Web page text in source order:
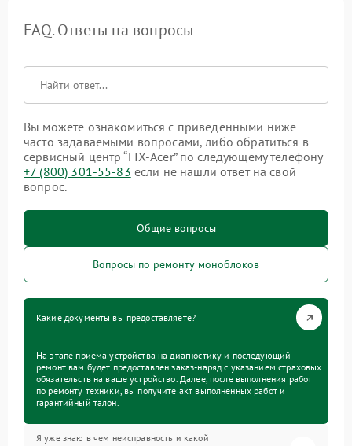
FAQ. Ответы на вопросы
Вы можете ознакомиться с приведенными ниже
часто задаваемыми вопросами, либо обратиться в
сервисный центр “FIX-Acer” по следующему телефону
+7 (800) 301-55-83 если не нашли ответ на свой
вопрос.
Общие вопросы
Вопросы по ремонту моноблоков
Какие документы вы предоставляете?
На этапе приема устройства на диагностику и последующий
ремонт вам будет предоставлен заказ-наряд с указанием страховых
обязательств на ваше устройство. Далее, после выполнения работ
по ремонту техники, вы получите акт выполненных работ и
гарантийный талон.
Я уже знаю в чем неисправность и какой